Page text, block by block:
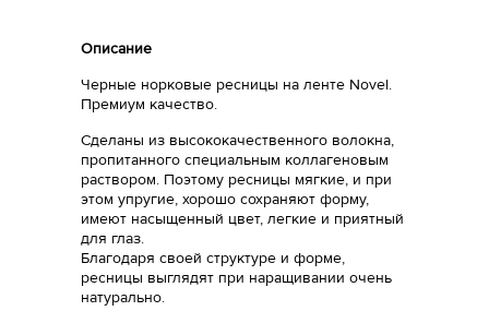
Описание
Черные норковые ресницы на ленте Novel.
Премиум качество.
Сделаны из высококачественного волокна,
пропитанного специальным коллагеновым
раствором. Поэтому ресницы мягкие, и при
этом упругие, хорошо сохраняют форму,
имеют насыщенный цвет, легкие и приятный
для глаз.
Благодаря своей структуре и форме,
ресницы выглядят при наращивании очень
натурально.